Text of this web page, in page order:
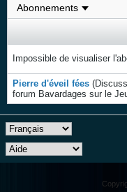
Impossible de visualiser
Pierre d'éveil fées
forum Bavardages sur le